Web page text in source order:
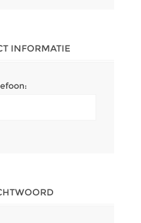
INFORMATIE